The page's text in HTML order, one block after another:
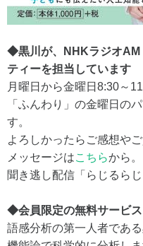
◆黒川が、NHKラジオAM
ティーを担当しています
月曜日から金曜日8:30～
「ふんわり」の金曜日の
す。
よろしかったらご感想や
メッセージはこちらから。
聞き逃し配信「らじるら
◆会員限定の無料サービス
語感分析の第一人者であ